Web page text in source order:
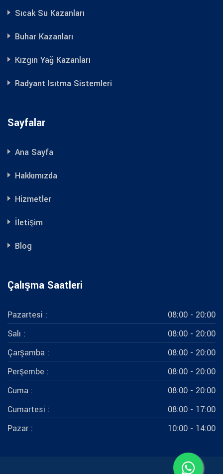
Sıcak Su Kazanları
Buhar Kazanları
Kızgın Yağ Kazanları
Radyant Isıtma Sistemleri
Sayfalar
Ana Sayfa
Hakkımızda
Hizmetler
İletişim
Blog
Çalışma Saatleri
Pazartesi :
08:00 - 20:00
Salı :
08:00 - 20:00
Çarşamba :
08:00 - 20:00
Perşembe :
08:00 - 20:00
Cuma :
08:00 - 20:00
Cumartesi :
08:00 - 17:00
Pazar :
10:00 - 14:00